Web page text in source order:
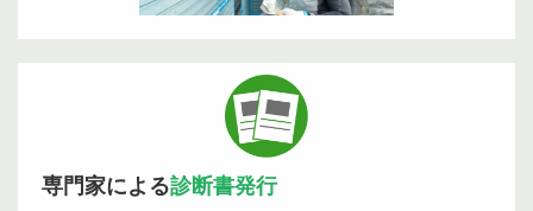
専門家による診断書発行